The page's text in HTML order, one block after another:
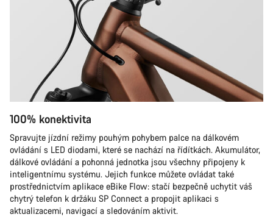
100% konektivita
Spravujte jízdní režimy pouhým pohybem palce na dálkovém
ovládání s LED diodami, které se nachází na řídítkách. Akumulátor,
dálkové ovládání a pohonná jednotka jsou všechny připojeny k
inteligentnímu systému. Jejich funkce můžete ovládat také
prostřednictvím aplikace eBike Flow: stačí bezpečně uchytit váš
chytrý telefon k držáku SP Connect a propojit aplikaci s
aktualizacemi, navigací a sledováním aktivit.